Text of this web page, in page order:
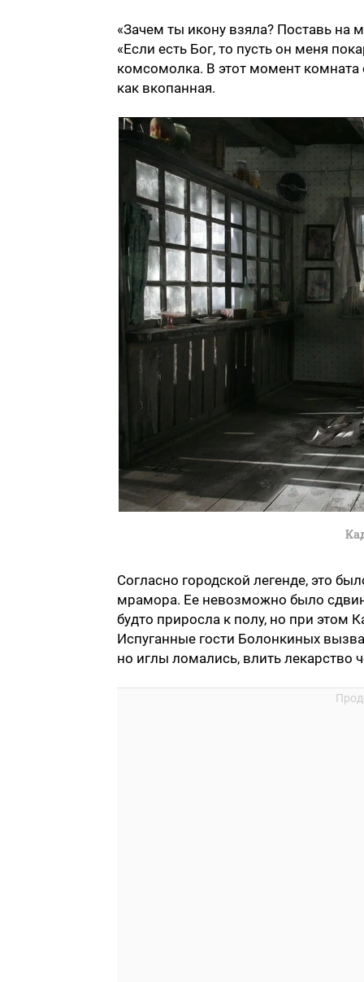
«Зачем ты икону взяла? Поставь на
«Если есть Бог, то пусть он меня
комсомолка. В этот момент комната
как вкопанная.
Согласно городской легенде, это
мрамора. Ее невозможно было
будто приросла к полу, но при этом
Испуганные гости Болонкиных
но иглы ломались, влить